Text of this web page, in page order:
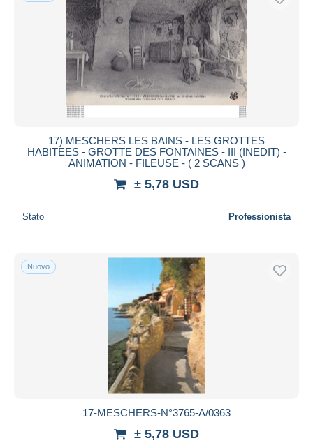
17) MESCHERS LES BAINS - LES GROTTES
HABITEES - GROTTE DES FONTAINES - III (INEDIT) -
ANIMATION - FILEUSE - ( 2 SCANS )
± 5,78 USD
Stato Professionista
Nuovo
17-MESCHERS-N°3765-A/0363
± 5,78 USD